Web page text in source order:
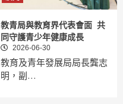
教青局與教育界代表會面 共
同守護青少年健康成長
2026-06-30
教育及青年發展局局長龔志
明，副…